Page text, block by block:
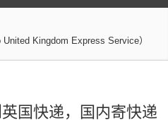
Kingdom Express Service）
国快递，国内寄快递